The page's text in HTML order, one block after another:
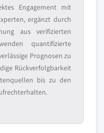
Engagement mit
ergänzt durch
aus verifizierten
quantifizierte
Prognosen zu
Rückverfolgbarkeit
bis zu den